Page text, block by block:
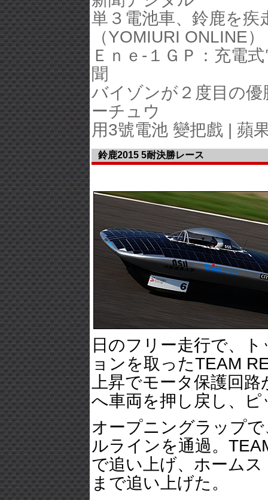
単３電池車、鈴鹿を
（YOMIURI ONLINE）
Ｅｎｅ‐１ＧＰ：充
聞
バイゾンが２度目の
ーチュウ
用3號電池 變把戲 | 蘋
鈴鹿2015 5耐決勝レース
日のフリー走行で、
ョンを取ったTEAM
上昇でモータ保護回
へ車両を押し戻し、
オープニングラップ
ルラインを通過。
で追い上げ、ホーム
まで追い上げた。